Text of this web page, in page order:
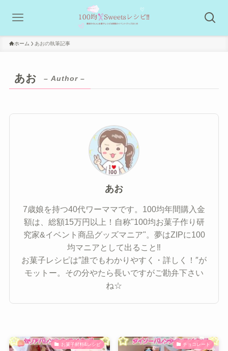
ホーム あおの執筆記事
あお – Author –
あお
7歳娘を持つ40代ワーママです。100均年間購入金
額は、総額15万円以上！自称"100均お菓子作り研
究家&イベント商品グッズマニア"。夢はZIPに100
均マニアとして出ること‼
お菓子レシピは″誰でもわかりやすく・詳しく！″が
モットー。その分やたら長いですがご勘弁下さい
ね☆
お菓子材料&レシピ チョコレート